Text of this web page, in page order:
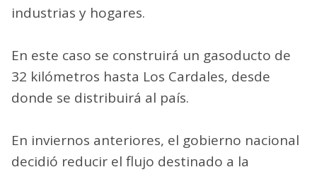
industrias y hogares.
En este caso se construirá un gasoducto de
32 kilómetros hasta Los Cardales, desde
donde se distribuirá al país.
En inviernos anteriores, el gobierno nacional
decidió reducir el flujo destinado a la